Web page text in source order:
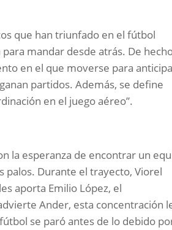
que han triunfado en el fútbol
mandar desde atrás. De
en el que moverse para
partidos. Además, se define
en el juego aéreo”.
la esperanza de encontrar un
Durante el trayecto, Viorel
aporta Emilio López, el
Ander, esta concentración
se paró antes de lo debido